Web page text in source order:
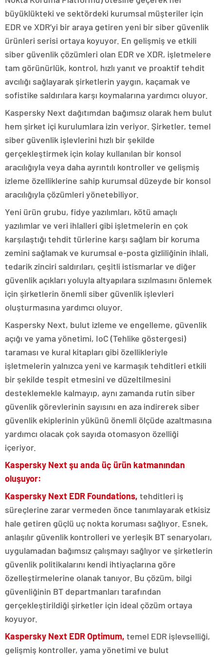
büyüklükteki ve sektördeki kurumsal müşteriler için
EDR ve XDR’yi bir araya getiren yeni bir siber güvenlik
ürünleri serisi ortaya koyuyor. En gelişmiş ve etkili
siber güvenlik çözümleri olan EDR ve XDR, işletmelere
tam görünürlük, kontrol, hızlı yanıt ve proaktif tehdit
avcılığı sağlayarak şirketlerin yaygın, kaçamak ve
sofistike saldırılara karşı koymalarına yardımcı oluyor.
Kaspersky Next dağıtımdan bağımsız olarak hem bulut
hem şirket içi kurulumlara izin veriyor. Şirketler, temel
siber güvenlik işlevlerini hızlı bir şekilde
gerçekleştirmek için kolay kullanılan bir konsol
aracılığıyla veya daha ayrıntılı kontroller ve gelişmiş
izleme özelliklerine sahip kurumsal düzeyde bir konsol
aracılığıyla çözümleri yönetebiliyor.
Yeni ürün grubu, fidye yazılımları, kötü amaçlı
yazılımlar ve veri ihlalleri gibi işletmelerin en çok
karşılaştığı tehdit türlerine karşı sağlam bir koruma
zemini sağlamak ve kurumsal e-posta gizliliğinin ihlali,
tedarik zinciri saldırıları, çeşitli istismarlar ve diğer
güvenlik açıkları yoluyla altyapılara sızılmasını önlemek
için şirketlerin önemli siber güvenlik işlevleri
oluşturmasına yardımcı oluyor.
Kaspersky Next, bulut izleme ve engelleme, güvenlik
açığı ve yama yönetimi, IoC (Tehlike göstergesi)
taraması ve kural kitapları gibi özellikleriyle
işletmelerin yalnızca yeni ve karmaşık tehditleri etkili
bir şekilde tespit etmesini ve düzeltilmesini
desteklemekle kalmayıp, aynı zamanda rutin siber
güvenlik görevlerinin sayısını en aza indirerek siber
güvenlik ekiplerinin yükünü önemli ölçüde azaltmasına
yardımcı olacak çok sayıda otomasyon özelliği
içeriyor.
Kaspersky Next şu anda üç ürün katmanından
oluşuyor:
Kaspersky Next EDR Foundations, tehditleri iş
süreçlerine zarar vermeden önce tanımlayarak etkisiz
hale getiren güçlü uç nokta koruması sağlıyor. Esnek,
anlaşılır güvenlik kontrolleri ve yerleşik BT senaryoları,
uygulamadan bağımsız çalışmayı sağlıyor ve şirketlerin
güvenlik politikalarını kendi ihtiyaçlarına göre
özelleştirmelerine olanak tanıyor. Bu çözüm, bilgi
güvenliğinin BT departmanları tarafından
gerçekleştirildiği şirketler için ideal çözüm ortaya
koyuyor.
Kaspersky Next EDR Optimum, temel EDR işlevselliği,
gelişmiş kontroller, yama yönetimi ve bulut